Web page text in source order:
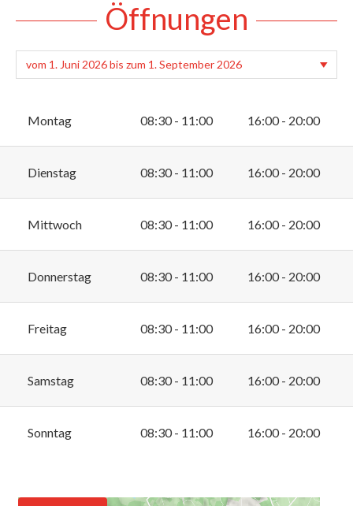
Öffnungen
Montag 08:30 - 11:00 16:00 - 20:00
Dienstag 08:30 - 11:00 16:00 - 20:00
Mittwoch 08:30 - 11:00 16:00 - 20:00
Donnerstag 08:30 - 11:00 16:00 - 20:00
Freitag 08:30 - 11:00 16:00 - 20:00
Samstag 08:30 - 11:00 16:00 - 20:00
Sonntag 08:30 - 11:00 16:00 - 20:00